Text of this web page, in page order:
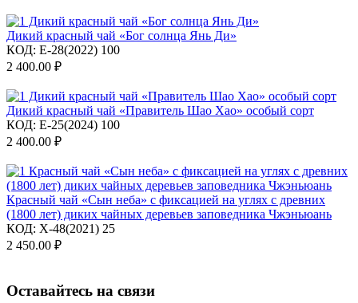
Дикий красный чай «Бог солнца Янь Ди»
КОД: E-28(2022) 100
2 400.00 ₽
Дикий красный чай «Правитель Шао Хао» особый сорт
КОД: E-25(2024) 100
2 400.00 ₽
Красный чай «Сын неба» с фиксацией на углях с древних
(1800 лет) диких чайных деревьев заповедника Чжэньюань
КОД: X-48(2021) 25
2 450.00 ₽
Оставайтесь на связи